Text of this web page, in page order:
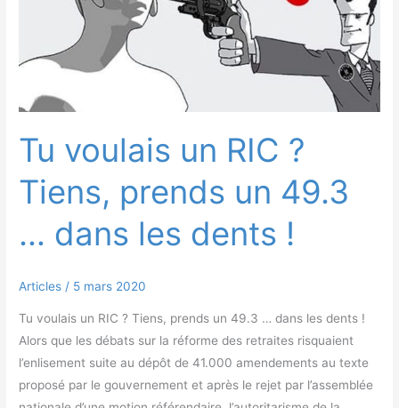
Tu voulais un RIC ?
Tiens, prends un 49.3
… dans les dents !
Articles / 5 mars 2020
Tu voulais un RIC ? Tiens, prends un 49.3 … dans les dents !
Alors que les débats sur la réforme des retraites risquaient
l’enlisement suite au dépôt de 41.000 amendements au texte
proposé par le gouvernement et après le rejet par l’assemblée
49.3
dans